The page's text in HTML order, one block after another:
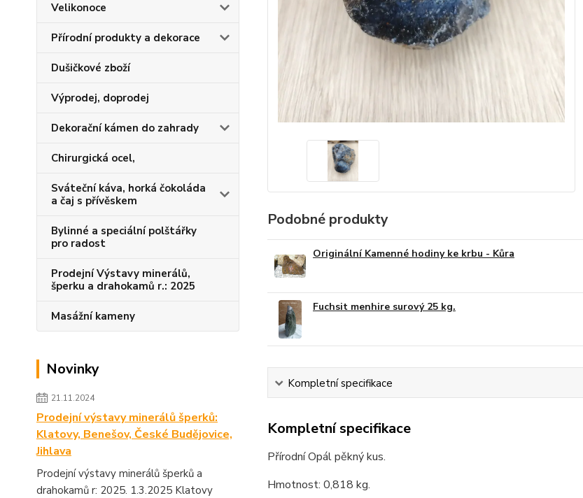
Velikonoce
Přírodní produkty a dekorace
Dušičkové zboží
Výprodej, doprodej
Dekorační kámen do zahrady
Chirurgická ocel,
Sváteční káva, horká čokoláda
a čaj s přívěskem
Bylinné a speciální polštářky
pro radost
Prodejní Výstavy minerálů,
šperku a drahokamů r.: 2025
Masážní kameny
Novinky
21.11.2024
Prodejní výstavy minerálů šperků:
Klatovy, Benešov, České Budějovice,
Jihlava
Prodejní výstavy minerálů šperků a
drahokamů r: 2025. 1.3.2025 Klatovy
Podobné produkty
Originální Kamenné hodiny ke krbu - Kůra
Fuchsit menhire surový 25 kg.
Kompletní specifikace
Kompletní specifikace
Přírodní Opál pěkný kus.
Hmotnost: 0,818 kg.